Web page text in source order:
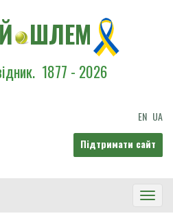
ШЛЕМ
1877 - 2026
EN UA
Підтримати сайт